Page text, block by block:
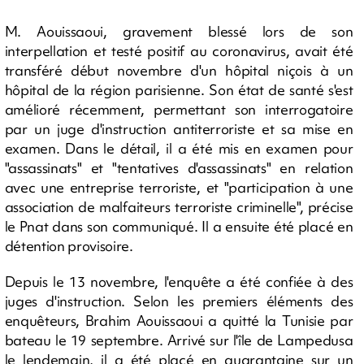
M. Aouissaoui, gravement blessé lors de son
interpellation et testé positif au coronavirus, avait été
transféré début novembre d'un hôpital niçois à un
hôpital de la région parisienne. Son état de santé s'est
amélioré récemment, permettant son interrogatoire
par un juge d'instruction antiterroriste et sa mise en
examen. Dans le détail, il a été mis en examen pour
"assassinats" et "tentatives d'assassinats" en relation
avec une entreprise terroriste, et "participation à une
association de malfaiteurs terroriste criminelle", précise
le Pnat dans son communiqué. Il a ensuite été placé en
détention provisoire.
Depuis le 13 novembre, l'enquête a été confiée à des
juges d'instruction. Selon les premiers éléments des
enquêteurs, Brahim Aouissaoui a quitté la Tunisie par
bateau le 19 septembre. Arrivé sur l'île de Lampedusa
le lendemain, il a été placé en quarantaine sur un